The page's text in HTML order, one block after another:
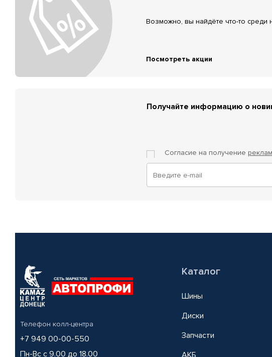
Возможно, вы найдёте что-то среди
Посмотреть акции
Получайте информацию о
Согласие на получение
Телефон колл-центра
+7 949 00-00-550
Пн-Вс с 9.00 до 18.00
Каталог
Шины
Диски
Запчасти
АКБ